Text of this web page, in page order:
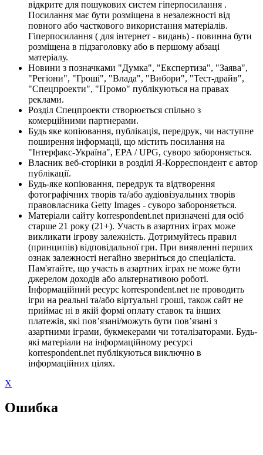
відкрите для пошукових систем гіперпосилання .
Посилання має бути розміщена в незалежності від
повного або часткового використання матеріалів.
Гіперпосилання ( для інтернет - видань) - повинна бути
розміщена в підзаголовку або в першому абзаці
матеріалу.
Новини з позначками "Думка", "Експертиза", "Заява",
"Регіони", "Гроші", "Влада", "Вибори", "Тест-драйв",
"Спецпроекти", "Промо" публікуються на правах
реклами.
Розділ Спецпроекти створюється спільно з
комерційними партнерами.
Будь яке копіювання, публікація, передрук, чи наступне
поширення інформації, що містить посилання на
"Інтерфакс-Україна", EPA / UPG, суворо забороняється.
Власник веб-сторінки в розділі Я-Корреспондент є автор
публікації.
Будь-яке копіювання, передрук та відтворення
фотографічних творів та/або аудіовізуальних творів
правовласника Getty Images - суворо забороняється.
Матеріали сайту korrespondent.net призначені для осіб
старше 21 року (21+). Участь в азартних іграх може
викликати ігрову залежність. Дотримуйтесь правил
(принципів) відповідальної гри. При виявленні перших
ознак залежності негайно зверніться до спеціаліста.
Пам'ятайте, що участь в азартних іграх не може бути
джерелом доходів або альтернативою роботі.
Інформаційний ресурс korrespondent.net не проводить
ігри на реальні та/або віртуальні гроші, також сайт не
приймає ні в якій формі оплату ставок та інших
платежів, які пов’язані/можуть бути пов’язані з
азартними іграми, букмекерами чи тоталізаторами. Будь-
які матеріали на інформаційному ресурсі
korrespondent.net публікуються виключно в
інформаційних цілях.
X
Ошибка